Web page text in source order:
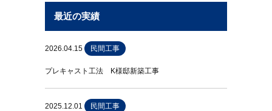
最近の実績
2026.04.15 民間工事
プレキャスト工法 K様邸新築工事
2025.12.01 民間工事